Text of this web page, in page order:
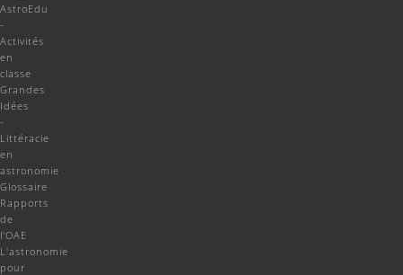
AstroEdu
-
Activités
en
classe
Grandes
Idées
-
Littéracie
en
astronomie
Glossaire
Rapports
de
l'OAE
L'astronomie
pour